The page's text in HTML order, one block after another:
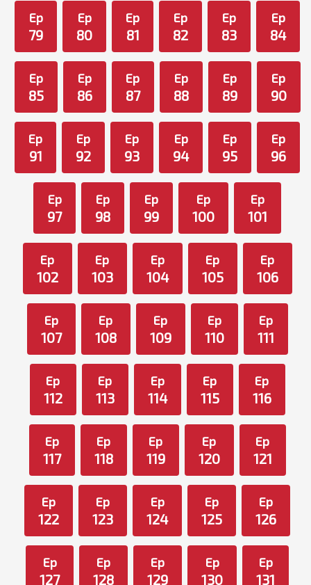
Ep
79
Ep
80
Ep
81
Ep
82
Ep
83
Ep
84
Ep
85
Ep
86
Ep
87
Ep
88
Ep
89
Ep
90
Ep
91
Ep
92
Ep
93
Ep
94
Ep
95
Ep
96
Ep
97
Ep
98
Ep
99
Ep
100
Ep
101
Ep
102
Ep
103
Ep
104
Ep
105
Ep
106
Ep
107
Ep
108
Ep
109
Ep
110
Ep
111
Ep
112
Ep
113
Ep
114
Ep
115
Ep
116
Ep
117
Ep
118
Ep
119
Ep
120
Ep
121
Ep
122
Ep
123
Ep
124
Ep
125
Ep
126
Ep
127
Ep
128
Ep
129
Ep
130
Ep
131